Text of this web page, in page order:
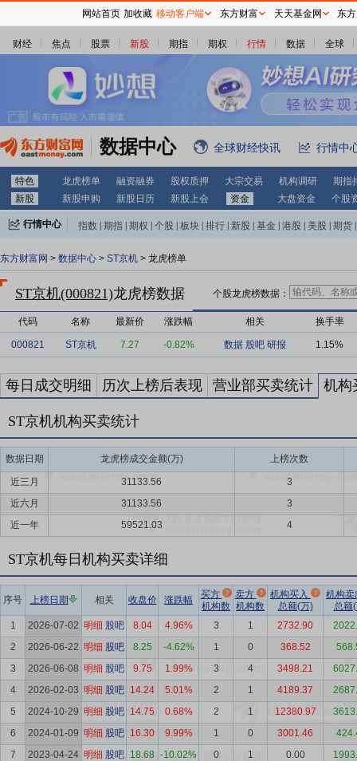
财经 焦点 股票 新股 期指 期权 行情 数据 全球
数据中心 全球财经快讯 行情中
特色 龙虎榜单 融资融券 股权质押 大宗交易 机构调研
期指
新股
新股申购 新股日历 新股上会 资金 大盘资金 个股
行情中心 指数 期指 期权 个股 板块 排行 新股 基金 港股 美股 期货
东方财富网 > 数据中心 > ST京机 > 龙虎榜单
ST京机(000821)龙虎榜数据 个股龙虎榜数据：
代码 名称 最新价 涨跌幅 相关 换手率
000821 ST京机 7.27 -0.82% 数据 股吧 研报 1.15%
每日成交明细 历次上榜后表现 营业部买卖统计 机构
ST京机机构买卖统计
数据日期 龙虎榜成交金额(万) 上榜次数
近三月 31133.56
3
近六月
31133.56
3
近一年
59521.03 4
ST京机每日机构买卖详细
序号 上榜日期 相关 收盘价 涨跌幅
买方
机构数
卖方
机构数
机构买入
总额(万)
机构
总额
1
2026-07-02 明细 股吧 8.04 4.96% 3 1 2732.90
2
2026-06-22 明细 股吧 8.25 -4.62% 1 0 368.52
3
2026-06-08 明细 股吧 9.75 1.99% 3 4 3498.21
4
2026-02-03 明细 股吧 14.24 5.01% 2 1 4189.37
5
2024-10-29 明细 股吧 14.75 0.68% 2 1 12380.97
6
2024-01-09 明细 股吧 16.30 9.99% 1 0 3001.46
7
2023-04-24 明细 股吧 18.68 -10.02% 0 1 0.00
网站首页 加收藏 移动客户端 东方财富 天天基金网 东